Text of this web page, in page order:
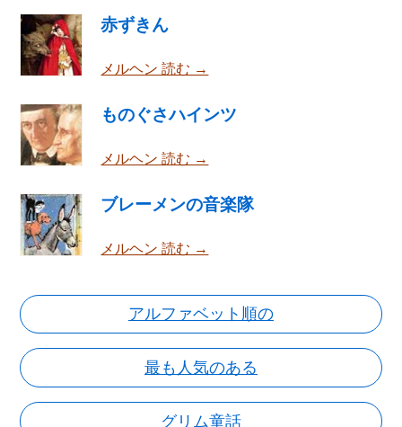
赤ずきん
メルヘン 読む →
ものぐさハインツ
メルヘン 読む →
ブレーメンの音楽隊
メルヘン 読む →
アルファベット順の
最も人気のある
グリム童話